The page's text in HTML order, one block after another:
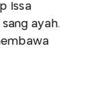
Issa
ayah.